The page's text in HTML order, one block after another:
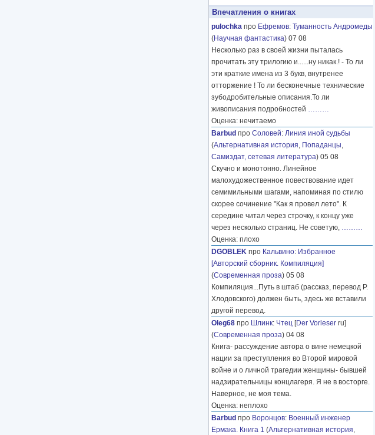
Впечатления о книгах
pulochka про Ефремов: Туманность Андромеды
(Научная фантастика) 07 08
Несколько раз в своей жизни пыталась
прочитать эту трилогию и......ну никак.! - То ли
эти краткие имена из 3 букв, внутренее
отторжение ! То ли бесконечные технические
зубодробительные описания.То ли
живописания подробностей ………
Оценка: нечитаемо
Barbud про Соловей: Линия иной судьбы
(Альтернативная история, Попаданцы,
Самиздат, сетевая литература) 05 08
Скучно и монотонно. Линейное
малохудожественное повествование идет
семимильными шагами, напоминая по стилю
скорее сочинение "Как я провел лето". К
середине читал через строчку, к концу уже
через несколько страниц. Не советую, ………
Оценка: плохо
DGOBLEK про Кальвино: Избранное
[Авторский сборник. Компиляция]
(Современная проза) 05 08
Компиляция...Путь в штаб (рассказ, перевод Р.
Хлодовского) должен быть, здесь же вставили
другой перевод.
Oleg68 про Шлинк: Чтец [Der Vorleser ru]
(Современная проза) 04 08
Книга- рассуждение автора о вине немецкой
нации за преступления во Второй мировой
войне и о личной трагедии женщины- бывшей
надзирательницы концлагеря. Я не в восторге.
Наверное, не моя тема.
Оценка: неплохо
Barbud про Воронцов: Военный инженер
Ермака. Книга 1 (Альтернативная история,